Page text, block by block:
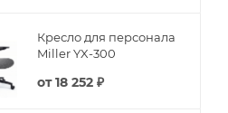
Кресло для персонала
Miller YX-300
от18 252 ₽